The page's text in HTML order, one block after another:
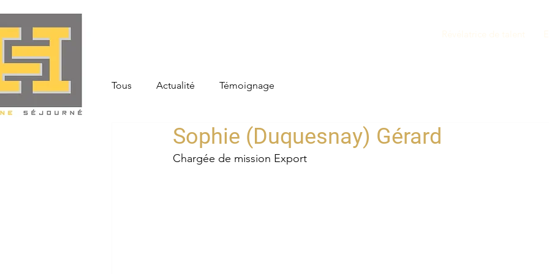
Révélatrice de talent
Tous Actualité Témoignage
Sophie (Duquesnay) Gérard
Chargée de mission Export